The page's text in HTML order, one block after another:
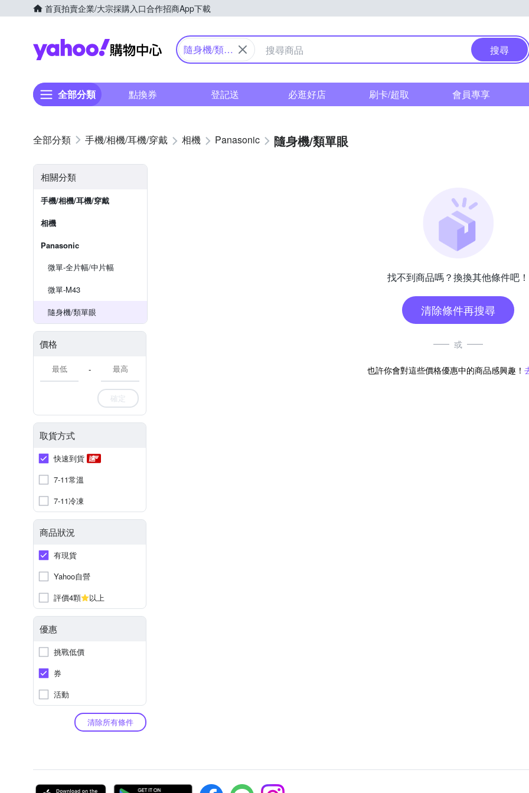
首頁拍賣企業/大宗採購入口合作招商App下載
Yahoo購物中心
隨身機/類單
搜尋
全部分類 點換券 登記送 必逛好店 刷卡/超取 會員專享
手機/相機/耳機/穿戴 相機 Panasonic 隨身機/類單眼
相關分類
手機/相機/耳機/穿戴
相機
Panasonic
微單-全片幅/中片幅
微單-M43
隨身機/類單眼
價格
-
確定
取貨方式
快速到貨
7-11常溫
7-11冷凍
商品狀況
有現貨
Yahoo自營
評價4顆
以上
優惠
挑戰低價
券
活動
清除所有條件
找不到商品嗎？換換其他條件吧！
清除條件再搜尋
或
也許你會對這些價格優惠中的商品感興趣！